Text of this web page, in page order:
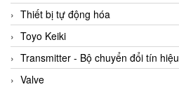
Thiết bị tự động hóa
Toyo Keiki
Transmitter - Bộ chuyển đổi tín hiệu
Valve